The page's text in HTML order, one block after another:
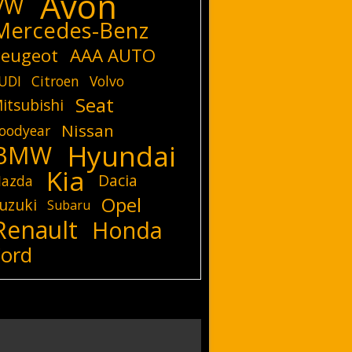
Benz
AAA AUTO
Citroen Volvo
Seat
Nissan
Hyundai
Kia
Dacia
Subaru Opel
Honda